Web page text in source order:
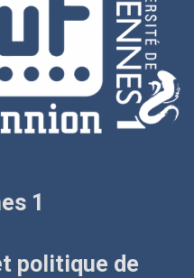
1
politique de